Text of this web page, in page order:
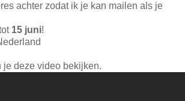
achter zodat ik je kan mailen als je
15 juni!
je deze video bekijken.